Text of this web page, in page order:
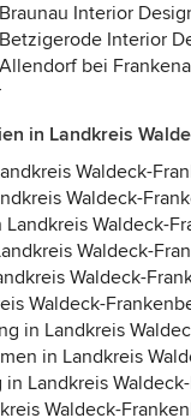
Braunau Interior
Betzigerode Interior
Allendorf bei
in Landkreis
Waldeck-
Waldeck-
Landkreis Waldeck-
Waldeck-
Waldeck-
Waldeck-
in Landkreis
in Landkreis
Landkreis
Waldeck-